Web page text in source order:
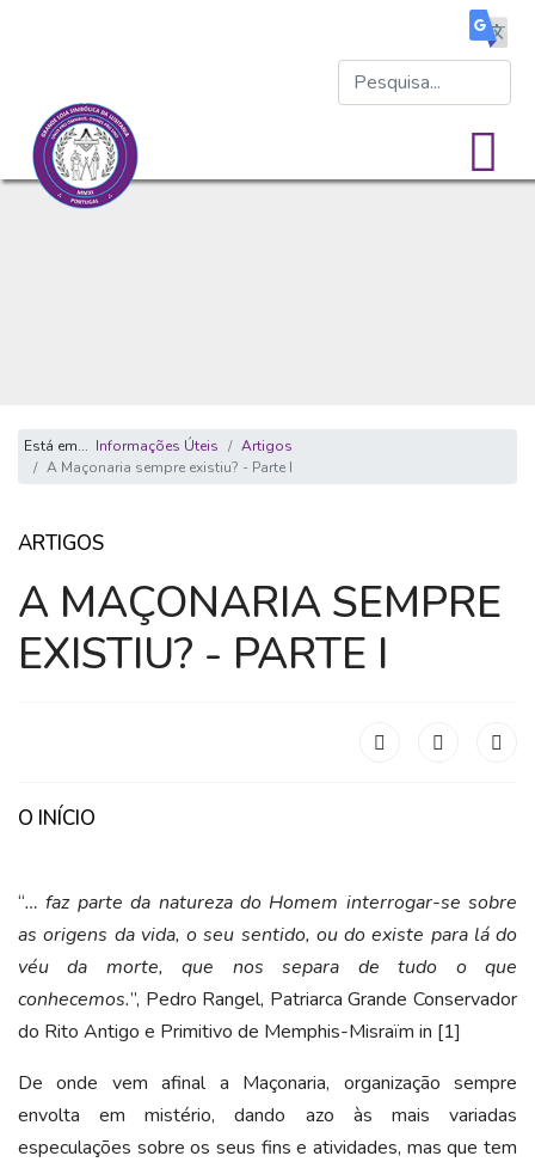
Está em... Informações Úteis
Artigos
A Maçonaria sempre existiu? - Parte I
ARTIGOS
A MAÇONARIA SEMPRE
EXISTIU? - PARTE I
O INÍCIO
“… faz parte da natureza do Homem interrogar-se sobre
as origens da vida, o seu sentido, ou do existe para lá do
véu da morte, que nos separa de tudo o que
conhecemos.”, Pedro Rangel, Patriarca Grande Conservador
do Rito Antigo e Primitivo de Memphis-Misraïm in [1]
De onde vem afinal a Maçonaria, organização sempre
envolta em mistério, dando azo às mais variadas
especulações sobre os seus fins e atividades, mas que tem